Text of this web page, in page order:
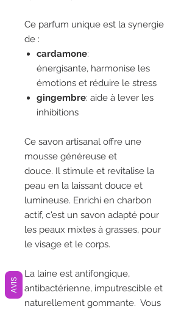
Ce parfum unique est la synergie
de :
cardamone:
énergisante, harmonise les
émotions et réduire le stress
gingembre: aide à lever les
inhibitions
Ce savon artisanal offre une
mousse généreuse et
douce. Il stimule et revitalise la
peau en la laissant douce et
lumineuse. Enrichi en charbon
actif, c'est un savon adapté pour
les peaux mixtes à grasses, pour
le visage et le corps.
La laine est antifongique,
antibactérienne, imputrescible et
naturellement gommante. Vous
AVIS